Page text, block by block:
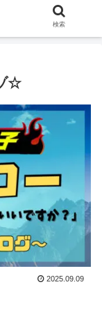
☆
2025.09.09
検索